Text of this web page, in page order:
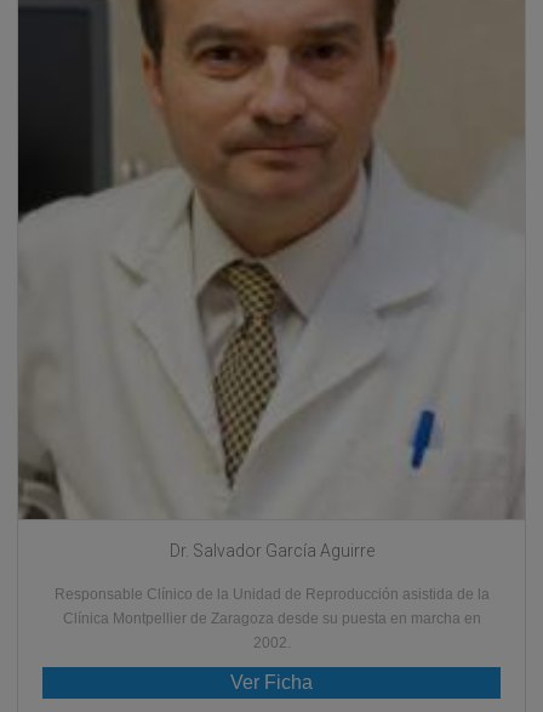
Dr. Salvador García Aguirre
Responsable Clínico de la Unidad de Reproducción asistida de la
Clínica Montpellier de Zaragoza desde su puesta en marcha en
2002.
Ver Ficha